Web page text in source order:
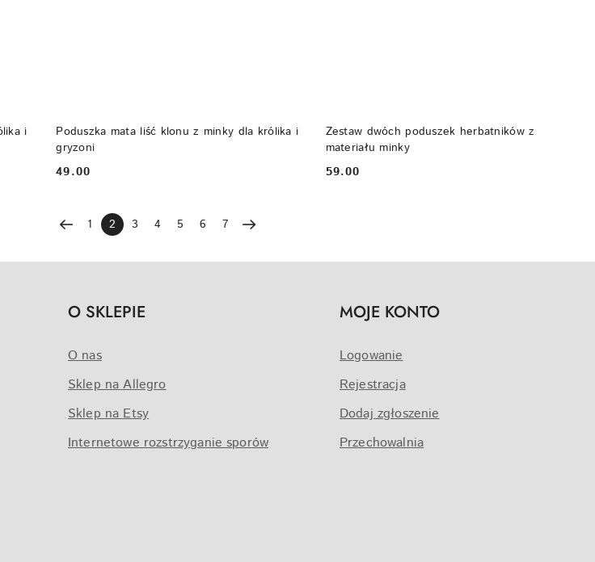
i
Poduszka mata liść klonu z minky dla królika i
gryzoni
Cena:
49.00
DO KOSZYKA
Zestaw dwóch poduszek herbatników z
materiału minky
Cena:
59.00
DO KOSZYKA
1 2 3 4 5 6 7
O SKLEPIE
O nas
Sklep na Allegro
Sklep na Etsy
Internetowe rozstrzyganie sporów
MOJE KONTO
Logowanie
Rejestracja
Dodaj zgłoszenie
Przechowalnia